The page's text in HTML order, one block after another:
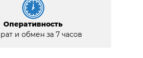
Оперативность
и обмен за 7 часов